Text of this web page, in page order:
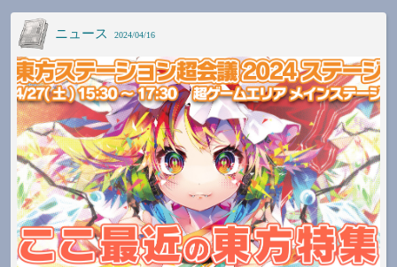
ニュース 2024/04/16